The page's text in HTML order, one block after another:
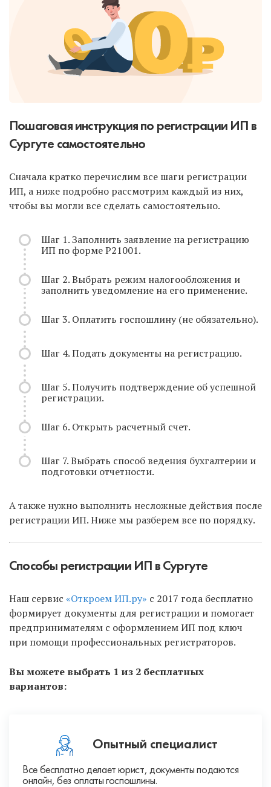
Пошаговая инструкция по регистрации ИП в
Сургуте самостоятельно
Сначала кратко перечислим все шаги регистрации
ИП, а ниже подробно рассмотрим каждый из них,
чтобы вы могли все сделать самостоятельно.
Шаг 1. Заполнить заявление на регистрацию
ИП по форме Р21001.
Шаг 2. Выбрать режим налогообложения и
заполнить уведомление на его применение.
Шаг 3. Оплатить госпошлину (не обязательно).
Шаг 4. Подать документы на регистрацию.
Шаг 5. Получить подтверждение об успешной
регистрации.
Шаг 6. Открыть расчетный счет.
Шаг 7. Выбрать способ ведения бухгалтерии и
подготовки отчетности.
А также нужно выполнить несложные действия после
регистрации ИП. Ниже мы разберем все по порядку.
Способы регистрации ИП в Сургуте
Наш сервис «Откроем ИП.ру» с 2017 года бесплатно
формирует документы для регистрации и помогает
предпринимателям с оформлением ИП под ключ
при помощи профессиональных регистраторов.
Вы можете выбрать 1 из 2 бесплатных
вариантов:
Опытный специалист
Все бесплатно делает юрист, документы подаются
онлайн, без оплаты госпошлины.